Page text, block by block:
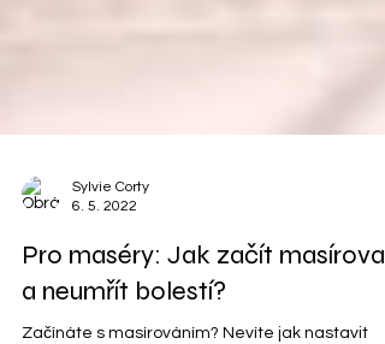
Sylvie Corty
6. 5. 2022
Pro maséry: Jak začít masírovat